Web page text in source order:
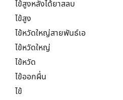
ไข้สูงหลังได้ยาสลบ
ไข้สูง
ไข้หวัดใหญ่สายพันธ์เอ
ไข้หวัดใหญ่
ไข้หวัด
ไข้ออกผื่น
ไข้